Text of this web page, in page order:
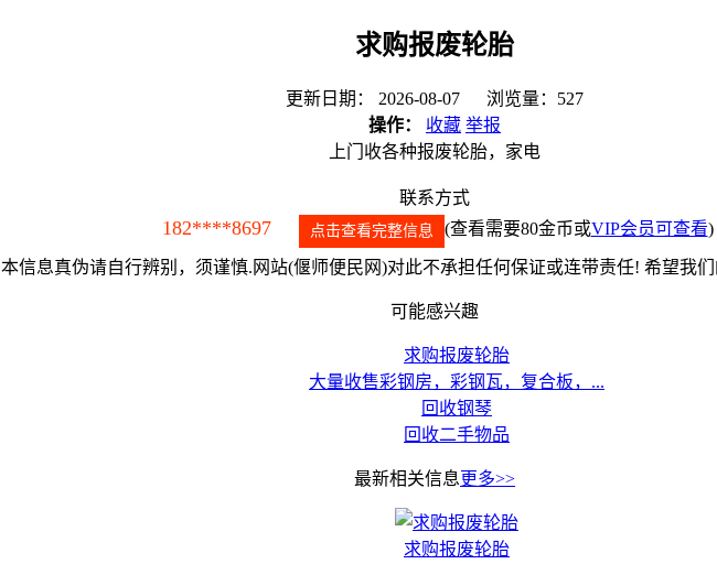
求购报废轮胎
更新日期： 2026-08-07 浏览量：527
操作：
收藏 举报
上门收各种报废轮胎，家电
联系方式
182****8697 点击查看完整信息 (查看需要80金币或VIP会员可查看)
本信息真伪请自行辨别，须谨慎.网站(偃师便民网)对此不承担任何保证或连带责任! 希望我们
可能感兴趣
求购报废轮胎
大量收售彩钢房，彩钢瓦，复合板，...
回收钢琴
回收二手物品
最新相关信息更多>>
求购报废轮胎